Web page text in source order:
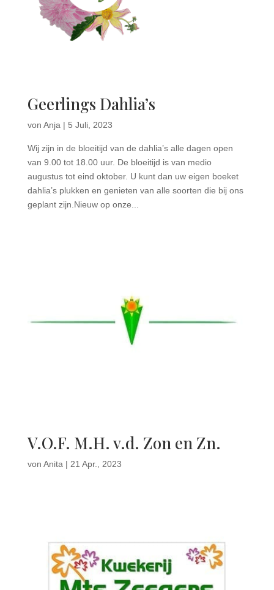
Geerlings Dahlia’s
von Anja | 5 Juli, 2023
Wij zijn in de bloeitijd van de dahlia’s alle dagen open
van 9.00 tot 18.00 uur. De bloeitijd is van medio
augustus tot eind oktober. U kunt dan uw eigen boeket
dahlia’s plukken en genieten van alle soorten die bij ons
geplant zijn.Nieuw op onze...
V.O.F. M.H. v.d. Zon en Zn.
von Anita | 21 Apr., 2023